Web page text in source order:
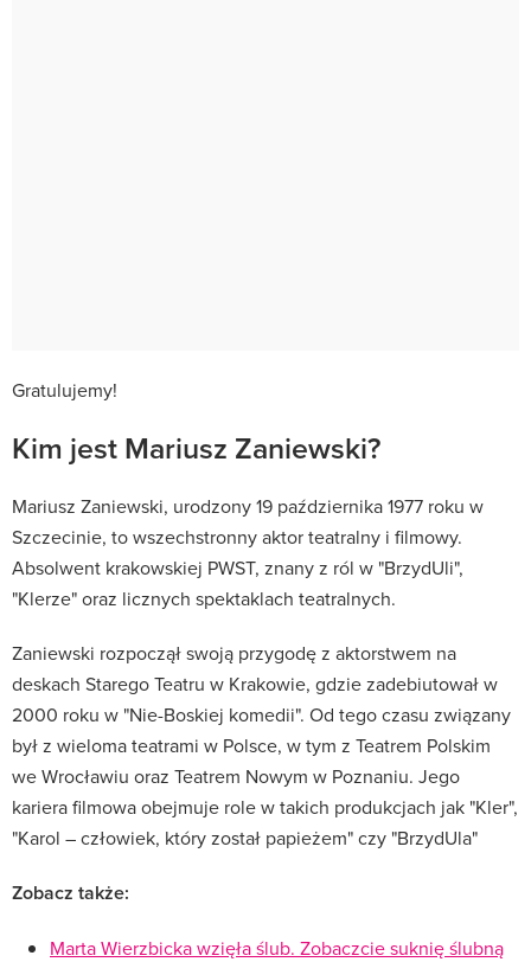
Gratulujemy!
Kim jest Mariusz Zaniewski?
Mariusz Zaniewski, urodzony 19 października 1977 roku w
Szczecinie, to wszechstronny aktor teatralny i filmowy.
Absolwent krakowskiej PWST, znany z ról w "BrzydUli",
"Klerze" oraz licznych spektaklach teatralnych.
Zaniewski rozpoczął swoją przygodę z aktorstwem na
deskach Starego Teatru w Krakowie, gdzie zadebiutował w
2000 roku w "Nie-Boskiej komedii". Od tego czasu związany
był z wieloma teatrami w Polsce, w tym z Teatrem Polskim
we Wrocławiu oraz Teatrem Nowym w Poznaniu. Jego
kariera filmowa obejmuje role w takich produkcjach jak "Kler",
"Karol – człowiek, który został papieżem" czy "BrzydUla"
Zobacz także:
Marta Wierzbicka wzięła ślub. Zobaczcie suknię ślubną